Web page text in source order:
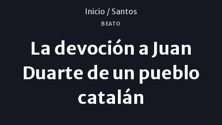
Inicio / Santos
BEATO
La devoción a Juan
Duarte de un pueblo
catalán